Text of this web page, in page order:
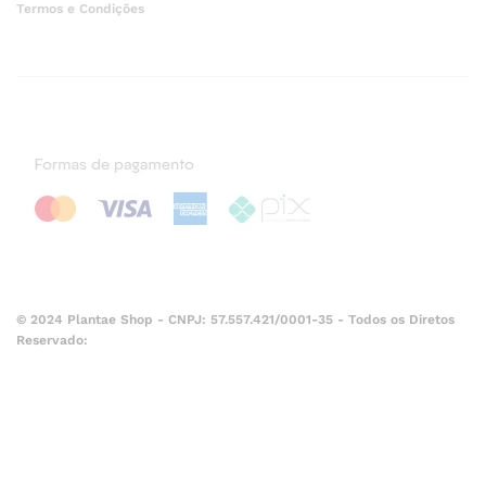
Termos e Condições
© 2024 Plantae Shop - CNPJ: 57.557.421/0001-35 - Todos os Diretos
Reservado: